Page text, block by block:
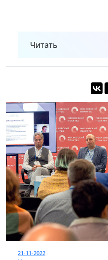
Читать
21-11-2022